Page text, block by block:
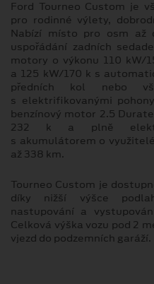
Ford Tourneo Custom je
pro rodinné výlety,
Nabízí místo pro osm
uspořádání zadních
motory o výkonu 110 kW/
a 125 kW/170 k s
předních kol nebo
s elektrifikovanými
benzínový motor 2.5
232 k a plně
s akumulátorem o
až 338 km.
Tourneo Custom je
díky nižší výšce
nastupování a
Celková výška vozu pod 2
vjezd do podzemních garáží.